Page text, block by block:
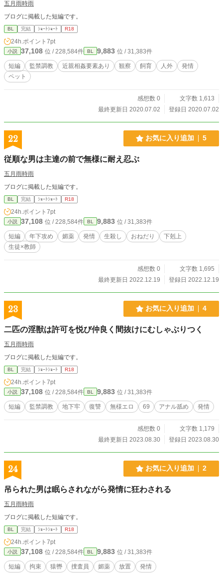
五月雨時雨
ブログに掲載した短編です。
BL 完結 ｼｮｰﾄｼｮｰﾄ R18
24h.ポイント 7pt
小説 37,108 位 / 228,584件 BL 9,883 位 / 31,383件
短編 監禁調教 近親相姦要素あり 観察 飼育 人外
発情
ペット
感想数 0
文字数 1,613
最終更新日 2020.07.02
登録日 2020.07.02
22 お気に入り追加 5
従順な男は主達の前で無様に耐え忍ぶ
五月雨時雨
ブログに掲載した短編です。
BL 完結 ｼｮｰﾄｼｮｰﾄ R18
24h.ポイント 7pt
小説 37,108 位 / 228,584件 BL 9,883 位 / 31,383件
短編 年下攻め 媚薬 発情 生殺し おねだり
下剋上
生徒×教師
感想数 0
文字数 1,695
最終更新日 2022.12.19
登録日 2022.12.19
23 お気に入り追加 4
二匹の淫獣は許可を悦び仲良く間抜けにむしゃぶりつく
五月雨時雨
ブログに掲載した短編です。
BL 完結 ｼｮｰﾄｼｮｰﾄ R18
24h.ポイント 7pt
小説 37,108 位 / 228,584件 BL 9,883 位 / 31,383件
短編 監禁調教 地下牢 復讐 無様エロ 69 アナル舐め 発情
感想数 0
文字数 1,179
最終更新日 2023.08.30
登録日 2023.08.30
24 お気に入り追加 2
吊られた男は眠らされながら発情に狂わされる
五月雨時雨
ブログに掲載した短編です。
BL 完結 ｼｮｰﾄｼｮｰﾄ R18
24h.ポイント 7pt
小説 37,108 位 / 228,584件 BL 9,883 位 / 31,383件
短編 拘束 猿轡 捜査員 媚薬 放置 発情